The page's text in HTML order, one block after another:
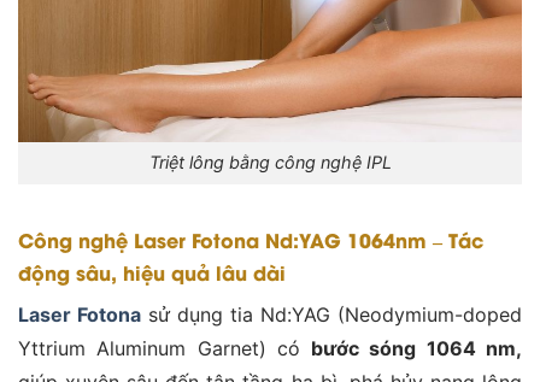
Triệt lông bằng công nghệ IPL
Công nghệ Laser Fotona Nd:YAG 1064nm – Tác
động sâu, hiệu quả lâu dài
Laser Fotona sử dụng tia Nd:YAG (Neodymium-doped
Yttrium Aluminum Garnet) có bước sóng 1064 nm,